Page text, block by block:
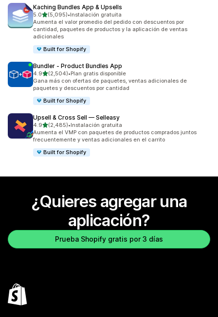
Kaching Bundles App & Upsells
5.0de 5 estrellas
(5,095)
5095 reseñas en total
•Instalación gratuita
Aumenta el valor promedio del pedido con descuentos por
cantidad, paquetes de productos y la aplicación de ventas
adicionales
Built for Shopify
Bundler ‑ Product Bundles App
4.9de 5 estrellas
(2,504)
2504 reseñas en total
•Plan gratis disponible
Gana más con ofertas de paquetes, ventas adicionales de
paquetes y descuentos por cantidad
Built for Shopify
Upsell & Cross Sell — Selleasy
4.9de 5 estrellas
(2,485)
2485 reseñas en total
•Instalación gratuita
Aumenta el VMP con paquetes de productos comprados juntos
frecuentemente y ventas adicionales en el carrito
Built for Shopify
¿Quieres agregar una
aplicación?
Prueba Shopify gratis por 3 días